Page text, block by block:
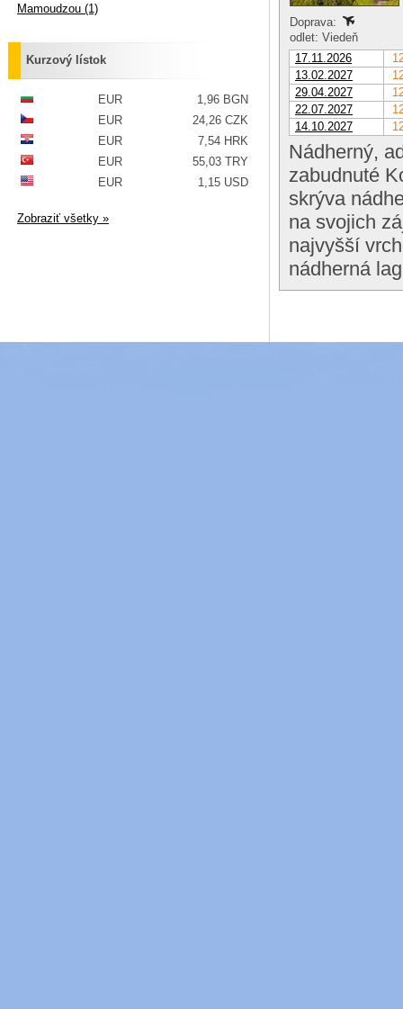
Doprava:
odlet: Viedeň
17.11.2026
13.02.2027
29.04.2027
22.07.2027
14.10.2027
Nádherný,
zabudnuté
skrýva
na svojich
najvyšší
nádherná
Mamoudzou (1)
Kurzový lístok
EUR
1,96 BGN
EUR
24,26 CZK
EUR
7,54 HRK
EUR
55,03 TRY
EUR
1,15 USD
Zobraziť všetky »